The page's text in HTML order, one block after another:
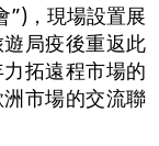
”)，現場設置展
局疫後重返此
拓遠程市場的
市場的交流聯